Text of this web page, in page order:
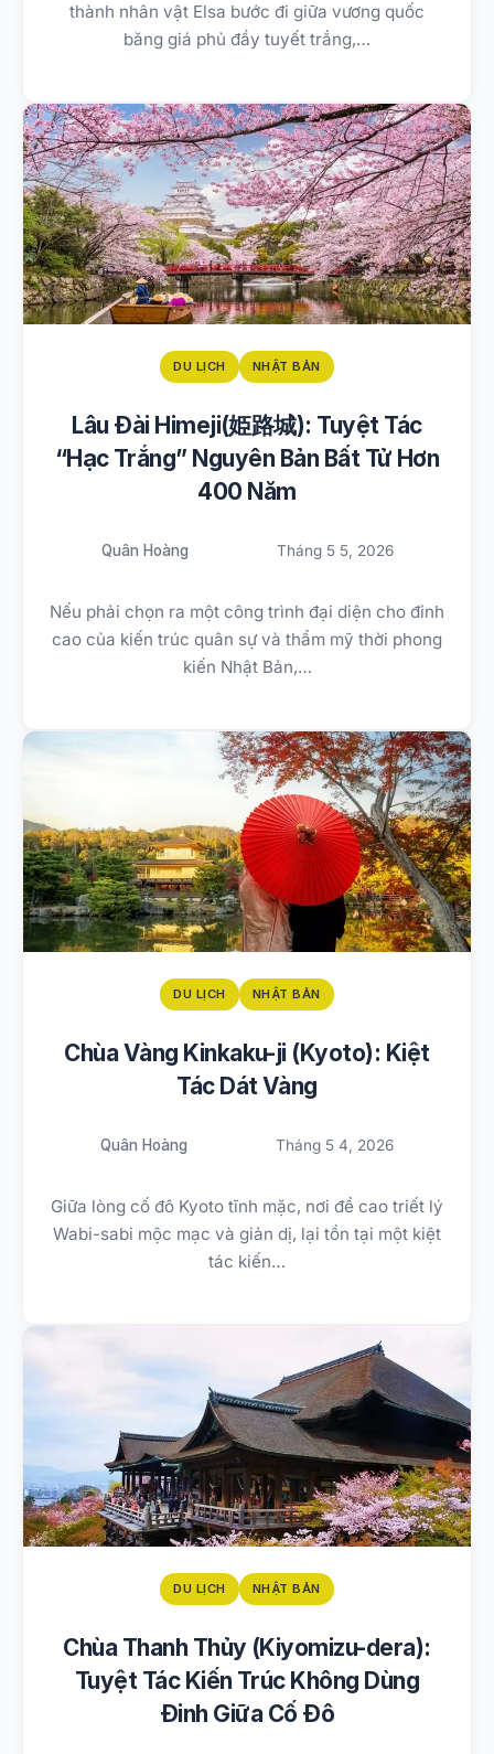
thành nhân vật Elsa bước đi giữa vương quốc
băng giá phủ đầy tuyết trắng,…
DU LỊCH NHẬT BẢN
Lâu Đài Himeji(姫路城): Tuyệt Tác
“Hạc Trắng” Nguyên Bản Bất Tử Hơn
400 Năm
Quân Hoàng Tháng 5 5, 2026
Nếu phải chọn ra một công trình đại diện cho đỉnh
cao của kiến trúc quân sự và thẩm mỹ thời phong
kiến Nhật Bản,…
DU LỊCH NHẬT BẢN
Chùa Vàng Kinkaku-ji (Kyoto): Kiệt
Tác Dát Vàng
Quân Hoàng Tháng 5 4, 2026
Giữa lòng cố đô Kyoto tĩnh mặc, nơi đề cao triết lý
Wabi-sabi mộc mạc và giản dị, lại tồn tại một kiệt
tác kiến…
DU LỊCH NHẬT BẢN
Chùa Thanh Thủy (Kiyomizu-dera):
Tuyệt Tác Kiến Trúc Không Dùng
Đinh Giữa Cố Đô